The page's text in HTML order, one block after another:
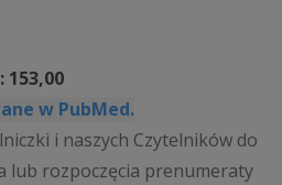
153,00
w PubMed.
i naszych Czytelników do
lub rozpoczęcia prenumeraty